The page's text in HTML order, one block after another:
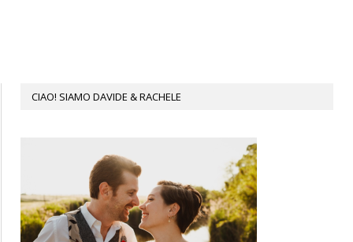
CIAO! SIAMO DAVIDE & RACHELE